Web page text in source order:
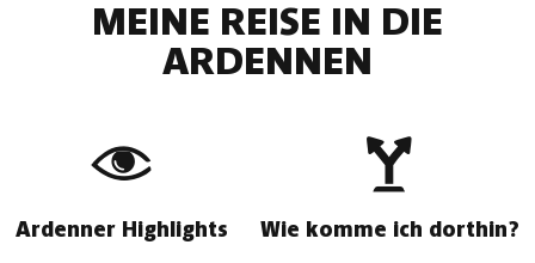
MEINE REISE IN DIE
ARDENNEN
Ardenner Highlights Wie komme ich dorthin?